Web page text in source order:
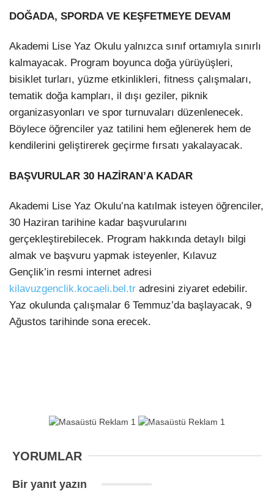
DOĞADA, SPORDA VE KEŞFETMEYE DEVAM
Akademi Lise Yaz Okulu yalnızca sınıf ortamıyla sınırlı
kalmayacak. Program boyunca doğa yürüyüşleri,
bisiklet turları, yüzme etkinlikleri, fitness çalışmaları,
tematik doğa kampları, il dışı geziler, piknik
organizasyonları ve spor turnuvaları düzenlenecek.
Böylece öğrenciler yaz tatilini hem eğlenerek hem de
kendilerini geliştirerek geçirme fırsatı yakalayacak.
BAŞVURULAR 30 HAZİRAN’A KADAR
Akademi Lise Yaz Okulu’na katılmak isteyen öğrenciler,
30 Haziran tarihine kadar başvurularını
gerçekleştirebilecek. Program hakkında detaylı bilgi
almak ve başvuru yapmak isteyenler, Kılavuz
Gençlik’in resmi internet adresi
kilavuzgenclik.kocaeli.bel.tr adresini ziyaret edebilir.
Yaz okulunda çalışmalar 6 Temmuz’da başlayacak, 9
Ağustos tarihinde sona erecek.
YORUMLAR
Bir yanıt yazın